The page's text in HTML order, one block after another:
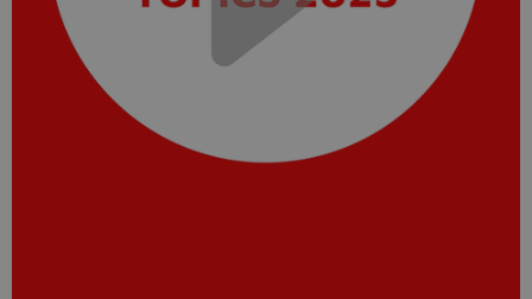
Do you want to leave the
configurator?
The running selection will be